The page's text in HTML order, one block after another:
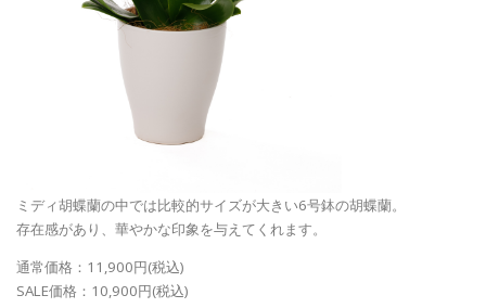
ミディ胡蝶蘭の中では比較的サイズが大きい6号鉢の胡蝶蘭。
存在感があり、華やかな印象を与えてくれます。
通常価格：11,900円(税込)
SALE価格：10,900円(税込)